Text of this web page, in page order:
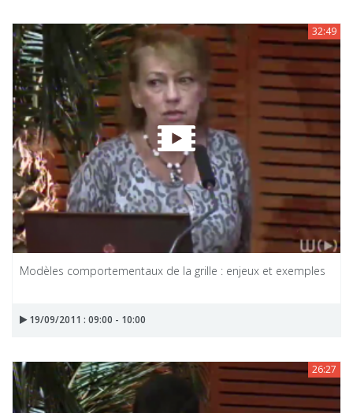
32:49
Modèles comportementaux de la grille : enjeux et exemples
19/09/2011 : 09:00 - 10:00
26:27